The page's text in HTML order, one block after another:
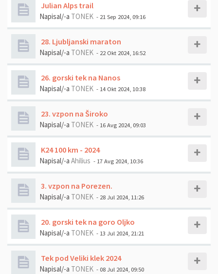
Julian Alps trail
Napisal/-a TONEK - 21 Sep 2024, 09:16
28. Ljubljanski maraton
Napisal/-a TONEK - 22 Okt 2024, 16:52
26. gorski tek na Nanos
Napisal/-a TONEK - 14 Okt 2024, 10:38
23. vzpon na Široko
Napisal/-a TONEK - 16 Avg 2024, 09:03
K24 100 km - 2024
Napisal/-a Ahilius - 17 Avg 2024, 10:36
3. vzpon na Porezen.
Napisal/-a TONEK - 28 Jul 2024, 11:26
20. gorski tek na goro Oljko
Napisal/-a TONEK - 13 Jul 2024, 21:21
Tek pod Veliki klek 2024
Napisal/-a TONEK - 08 Jul 2024, 09:50